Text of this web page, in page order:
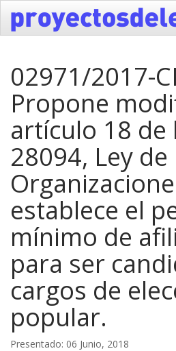
02971/2017-
Propone
artículo 18 de
28094, Ley de
establece el
mínimo de
para ser
cargos de
popular.
Presentado: 06 Junio, 2018